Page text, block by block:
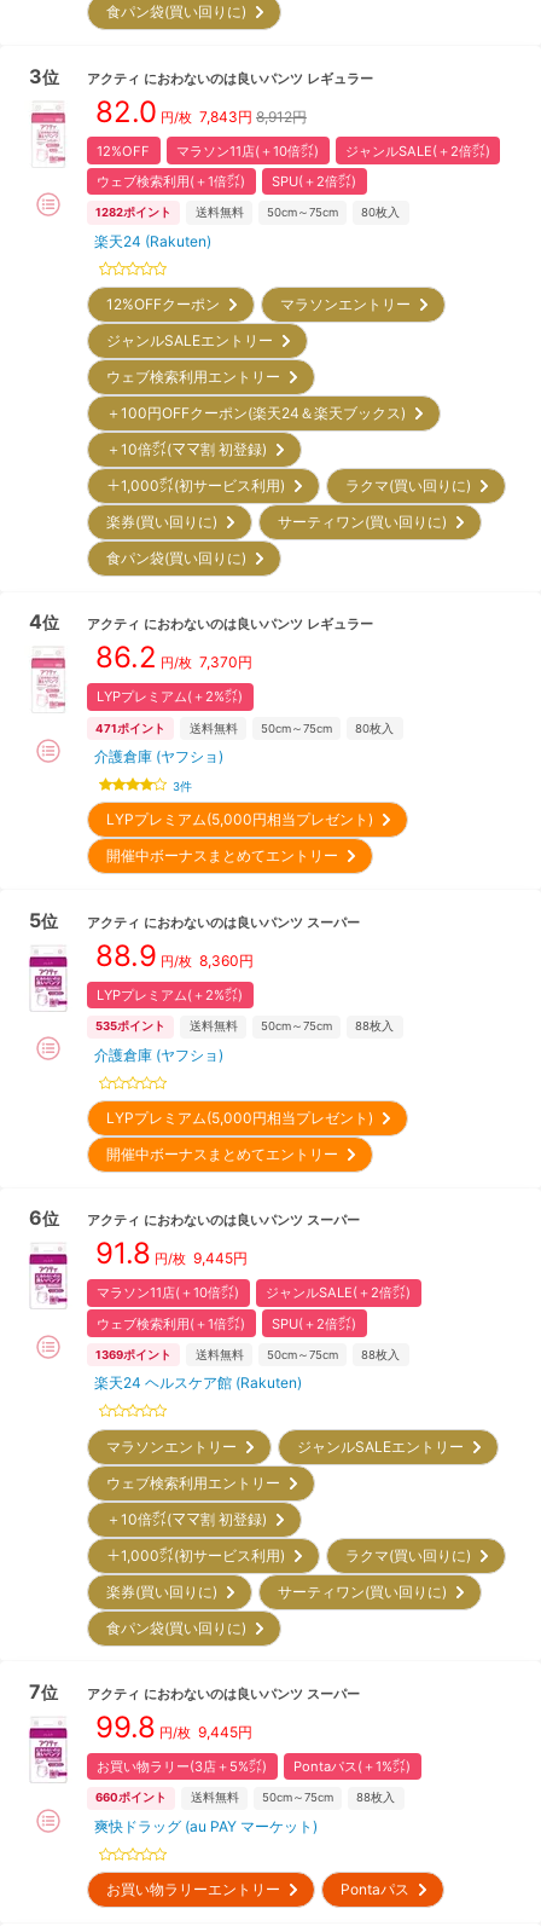
食パン袋(買い回りに)
3位 アクティ におわないのは良いパンツ レギュラー
82.0 円/枚 7,843円 8,912円
12%OFF マラソン11店(＋10倍㌽)
ジャンルSALE(＋2倍㌽)
ウェブ検索利用(＋1倍㌽)
SPU(＋2倍㌽)
1282ポイント 送料無料 50cm～75cm 80枚入
楽天24 (Rakuten)
12%OFFクーポン
マラソンエントリー
ジャンルSALEエントリー
ウェブ検索利用エントリー
＋100円OFFクーポン(楽天24＆楽天ブックス)
＋10倍㌽(ママ割 初登録)
＋1,000㌽(初サービス利用)
ラクマ(買い回りに)
楽券(買い回りに)
サーティワン(買い回りに)
食パン袋(買い回りに)
4位 アクティ におわないのは良いパンツ レギュラー
86.2 円/枚 7,370円
LYPプレミアム(＋2%㌽)
471ポイント 送料無料 50cm～75cm 80枚入
介護倉庫 (ヤフショ)
3件
LYPプレミアム(5,000円相当プレゼント)
開催中ボーナスまとめてエントリー
5位 アクティ におわないのは良いパンツ スーパー
88.9 円/枚 8,360円
LYPプレミアム(＋2%㌽)
535ポイント 送料無料 50cm～75cm 88枚入
介護倉庫 (ヤフショ)
LYPプレミアム(5,000円相当プレゼント)
開催中ボーナスまとめてエントリー
6位 アクティ におわないのは良いパンツ スーパー
91.8 円/枚 9,445円
マラソン11店(＋10倍㌽)
ジャンルSALE(＋2倍㌽)
ウェブ検索利用(＋1倍㌽)
SPU(＋2倍㌽)
1369ポイント 送料無料 50cm～75cm 88枚入
楽天24 ヘルスケア館 (Rakuten)
マラソンエントリー
ジャンルSALEエントリー
ウェブ検索利用エントリー
＋10倍㌽(ママ割 初登録)
＋1,000㌽(初サービス利用)
ラクマ(買い回りに)
楽券(買い回りに)
サーティワン(買い回りに)
食パン袋(買い回りに)
7位 アクティ におわないのは良いパンツ スーパー
99.8 円/枚 9,445円
お買い物ラリー(3店＋5%㌽) Pontaパス(＋1%㌽)
660ポイント 送料無料 50cm～75cm 88枚入
爽快ドラッグ (au PAY マーケット)
お買い物ラリーエントリー Pontaパス